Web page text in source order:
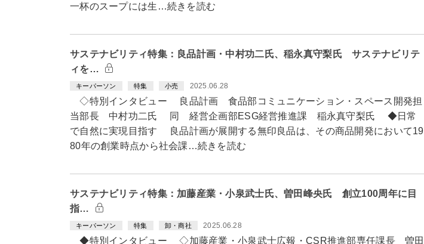
一杯のスープには生…続きを読む
サステナビリティ特集：良品計画・中村功二氏、稲永真守梨氏 サステナビリテ
ィを…
キーパーソン 特集 小売 2025.06.28
◇特別インタビュー 良品計画 食品部コミュニケーション・スペース開発担
当部長 中村功二氏 同 経営企画部ESG経営推進課 稲永真守梨氏 ◆日常
で自然に実現目指す 良品計画が展開する無印良品は、その商品開発において19
80年の創業時点から社会課…続きを読む
サステナビリティ特集：加藤産業・小泉武士氏、曽田峰央氏 創立100周年に目
指…
キーパーソン 特集 卸・商社 2025.06.28
◆特別インタビュー ◇加藤産業・小泉武士広報・CSR推進部専任課長 曽田